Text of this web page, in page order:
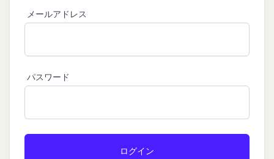
メールアドレス
パスワード
持に努めます。
本文中の用語の定義は、個人情報保護法および関連
当社は、お客様が当社のサービスの登録手続を行う
氏名、生年月日、性別、職業等プロフィールに関す
メールアドレス、電話番号、住所等連絡先に関する
本規約を必ずお読みになり、本規約に同意いただく
必要があります。
「本サービス」
メールに記載されたギフト券番号をご用意くださ
ギフト券番号を入力し、ここに適用を選択します。
Amazonギフト券の利用方法に関しましては、Amazon の
カスタマーサポート(0120-999-373 / 24時間対応) までお
閉じる